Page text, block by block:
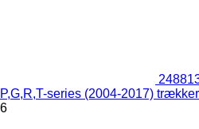
P,G,R,T-series (2004-2017) trækker
6